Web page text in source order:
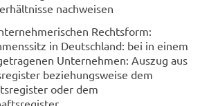
nachweisen
Rechtsform:
in Deutschland: bei in einem
Unternehmen: Auszug aus
beziehungsweise dem
oder dem